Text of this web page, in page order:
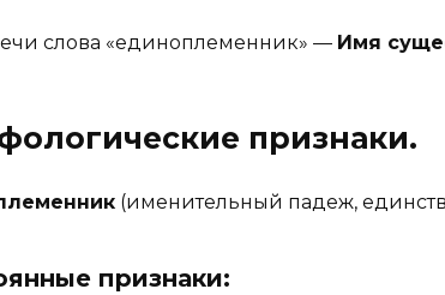
слова «единоплеменник» — Имя
признаки.
(именительный падеж,
признаки: